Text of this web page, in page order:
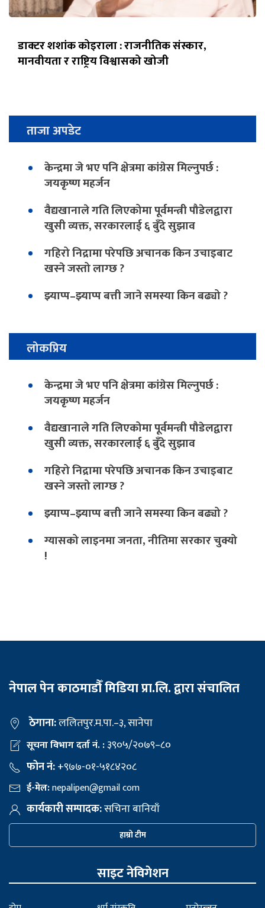
डाक्टर शशांक कोइराला : राजनीतिक संस्कार,
मानवीयता र राष्ट्रिय विश्वासको खोजी
ताजा अपडेट
केन्द्रमा जे भए पनि क्षेत्रमा कांग्रेस मिल्नुपर्छ :
जयकृष्ण महर्जन
वैद्यखानाले गति लिएकोमा पूर्वमन्त्री पौडेलद्वारा
खुसी व्यक्त, सरकारलाई ६ बुँदे सुझाव
गहिरो निद्रामा परेपछि अचानक किन उचाइबाट
खस्ने जस्तो लाग्छ ?
झ्याप्प–झ्याप्प बत्ती जाने समस्या किन बढ्यो ?
लोकप्रिय
केन्द्रमा जे भए पनि क्षेत्रमा कांग्रेस मिल्नुपर्छ :
जयकृष्ण महर्जन
वैद्यखानाले गति लिएकोमा पूर्वमन्त्री पौडेलद्वारा
खुसी व्यक्त, सरकारलाई ६ बुँदे सुझाव
गहिरो निद्रामा परेपछि अचानक किन उचाइबाट
खस्ने जस्तो लाग्छ ?
झ्याप्प–झ्याप्प बत्ती जाने समस्या किन बढ्यो ?
ग्यासको लाइनमा जनता, नीतिमा सरकार चुक्यो
!
नेपाल पेन काठमाडौँ मिडिया प्रा.लि. द्वारा संचालित
ठेगाना:ललितपुर.म.पा.–३, सानेपा
सूचना विभाग दर्ता नं. :३९०५/२०७९–८०
फोन नं:+९७७-०१-५१८४२०८
ई-मेल:nepalipen@gmail com
कार्यकारी सम्पादक:सचिना बानियाँ
हाम्रो टीम
साइट नेविगेशन